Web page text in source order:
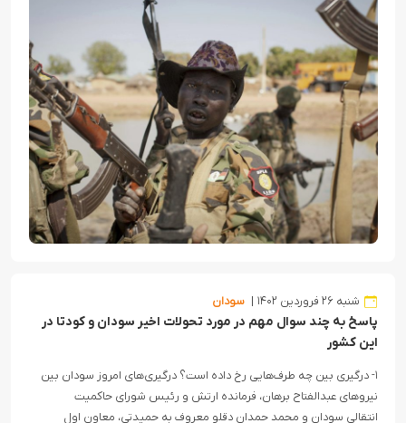
شنبه ۲۶ فروردین ۱۴۰۲ سودان
پاسخ به چند سوال مهم در مورد تحولات اخیر سودان و کودتا در
این کشور
۱- درگیری بین چه طرف‌هایی رخ داده است؟ درگیری‌های امروز سودان بین
نیروهای عبدالفتاح برهان، فرمانده ارتش و رئیس شورای حاکمیت
انتقالی سودان و محمد حمدان دقلو معروف به حمیدتی، معاون اول